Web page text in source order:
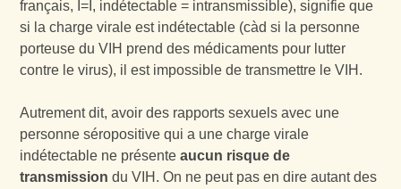
français, I=I, indétectable = intransmissible), signifie que
si la charge virale est indétectable (càd si la personne
porteuse du VIH prend des médicaments pour lutter
contre le virus), il est impossible de transmettre le VIH.
Autrement dit, avoir des rapports sexuels avec une
personne séropositive qui a une charge virale
indétectable ne présenteaucun risque de
transmission du VIH. On ne peut pas en dire autant des